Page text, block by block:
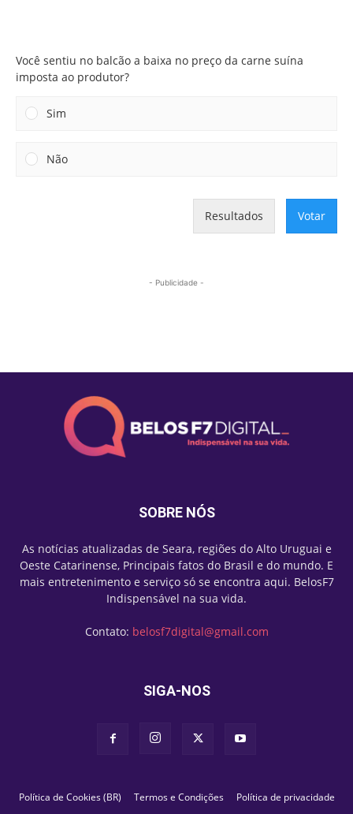
Você sentiu no balcão a baixa no preço da carne suína
imposta ao produtor?
Sim
Não
Resultados Votar
- Publicidade -
SOBRE NÓS
As notícias atualizadas de Seara, regiões do Alto Uruguai e
Oeste Catarinense, Principais fatos do Brasil e do mundo. E
mais entretenimento e serviço só se encontra aqui. BelosF7
Indispensável na sua vida.
Contato: belosf7digital@gmail.com
SIGA-NOS
Política de Cookies (BR) Termos e Condições Política de privacidade